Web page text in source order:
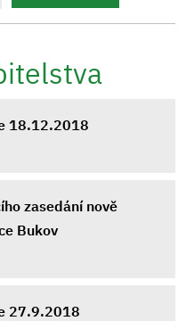
18.12.2018
zasedání nově
Bukov
27.9.2018